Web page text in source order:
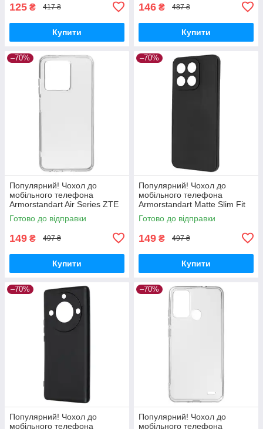
125 ₴ 417 ₴
Купити
146 ₴ 487 ₴
Купити
–70%
Популярний! Чохол до
мобільного телефона
Armorstandart Air Series ZTE
Blade V30 Transparent
(ARM59796) - Краща якість
Готово до відправки
149 ₴ 497 ₴
Купити
–70%
Популярний! Чохол до
мобільного телефона
Armorstandart Matte Slim Fit
Honor X8a Camera cover
Black (ARM69397) - Краща
Готово до відправки
149 ₴ 497 ₴
Купити
–70%
Популярний! Чохол до
мобільного телефона
–70%
Популярний! Чохол до
мобільного телефона